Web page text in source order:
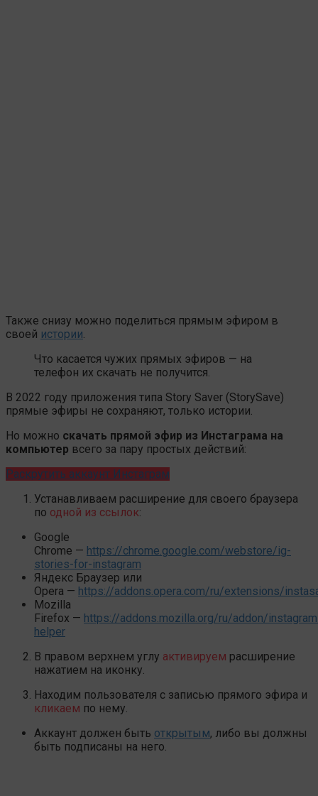
Также снизу можно поделиться прямым эфиром в
своей истории
Что касается чужих прямых эфиров — на
телефон их скачать не получится.
В 2022 году приложения типа Story Saver (StorySave)
прямые эфиры не сохраняют, только истории.
Но можно скачать прямой эфир из Инстаграма на
компьютер всего за пару простых действий:
Раскрутить аккаунт Инстаграм
Устанавливаем расширение для своего браузера
по одной из ссылок:
Google
Chrome — https://chrome.google.com/webstore/ig-
stories-for-instagram
Яндекс Браузер или
Opera — https://addons.opera.com/ru/extensions/
Mozilla
Firefox — https://addons.mozilla.org/ru/addon/
helper
В правом верхнем углу активируем расширение
нажатием на иконку.
Находим пользователя с записью прямого эфира и
кликаем по нему.
Аккаунт должен быть открытым, либо вы должны
быть подписаны на него.